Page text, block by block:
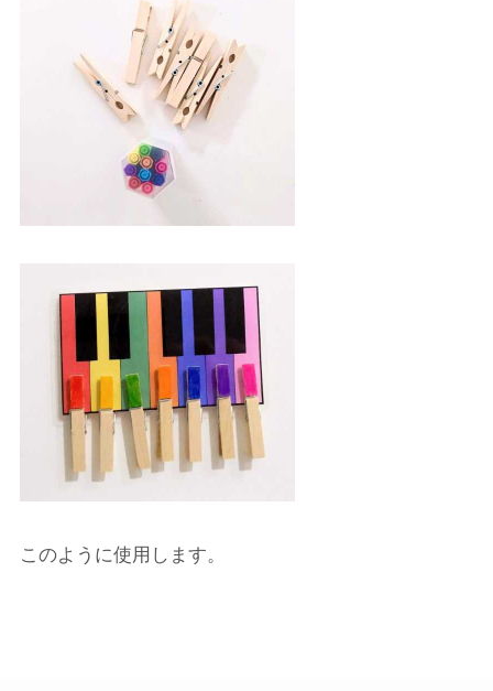
このように使用します。